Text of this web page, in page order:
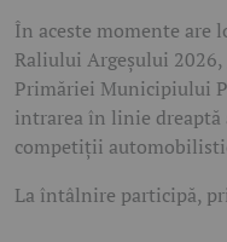
În aceste momente are
Raliului Argeșului
Primăriei Municipiului
intrarea în linie
competiții
La întâlnire participă,